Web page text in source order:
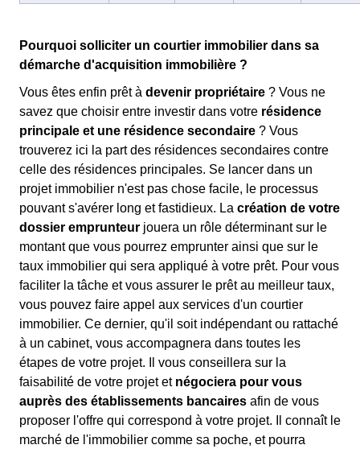
Pourquoi solliciter un courtier immobilier dans sa
démarche d'acquisition immobilière ?
Vous êtes enfin prêt à devenir propriétaire ? Vous ne
savez que choisir entre investir dans votre résidence
principale et une résidence secondaire ? Vous
trouverez ici la part des résidences secondaires contre
celle des résidences principales. Se lancer dans un
projet immobilier n'est pas chose facile, le processus
pouvant s'avérer long et fastidieux. La création de votre
dossier emprunteur jouera un rôle déterminant sur le
montant que vous pourrez emprunter ainsi que sur le
taux immobilier qui sera appliqué à votre prêt. Pour vous
faciliter la tâche et vous assurer le prêt au meilleur taux,
vous pouvez faire appel aux services d'un courtier
immobilier. Ce dernier, qu'il soit indépendant ou rattaché
à un cabinet, vous accompagnera dans toutes les
étapes de votre projet. Il vous conseillera sur la
faisabilité de votre projet et négociera pour vous
auprès des établissements bancaires afin de vous
proposer l'offre qui correspond à votre projet. Il connaît le
marché de l'immobilier comme sa poche, et pourra